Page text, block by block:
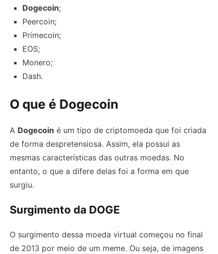
Dogecoin;
Peercoin;
Primecoin;
EOS;
Monero;
Dash.
O que é Dogecoin
A Dogecoin é um tipo de criptomoeda que foi criada
de forma despretensiosa. Assim, ela possui as
mesmas características das outras moedas. No
entanto, o que a difere delas foi a forma em que
surgiu.
Surgimento da DOGE
O surgimento dessa moeda virtual começou no final
de 2013 por meio de um meme. Ou seja, de imagens